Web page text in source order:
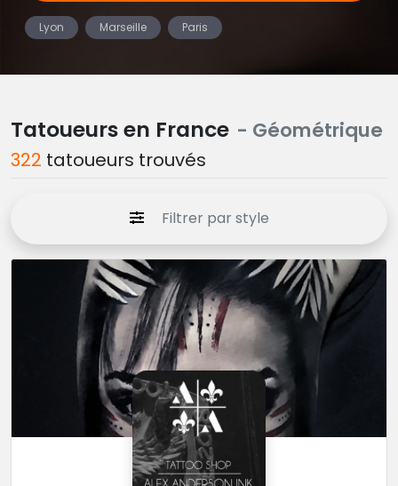
Lyon Marseille Paris
Tatoueurs en France - Géométrique
322 tatoueurs trouvés
Filtrer par style